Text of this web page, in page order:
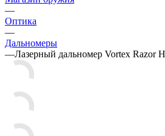
—
Оптика
—
Дальномеры
—Лазерный дальномер Vortex Razor